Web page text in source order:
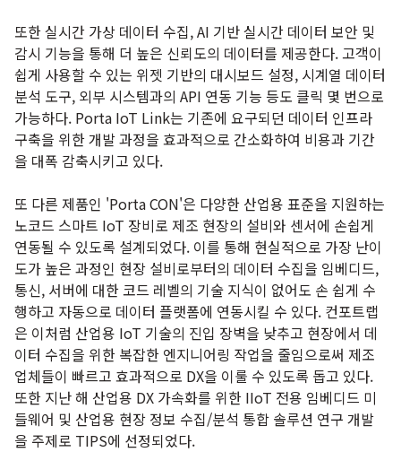
또한 실시간 가상 데이터 수집, AI 기반 실시간 데이터 보안 및
감시 기능을 통해 더 높은 신뢰도의 데이터를 제공한다. 고객이
쉽게 사용할 수 있는 위젯 기반의 대시보드 설정, 시계열 데이터
분석 도구, 외부 시스템과의 API 연동 기능 등도 클릭 몇 번으로
가능하다. Porta IoT Link는 기존에 요구되던 데이터 인프라
구축을 위한 개발 과정을 효과적으로 간소화하여 비용과 기간
을 대폭 감축시키고 있다.
또 다른 제품인 'Porta CON'은 다양한 산업용 표준을 지원하는
노코드 스마트 IoT 장비로 제조 현장의 설비와 센서에 손쉽게
연동될 수 있도록 설계되었다. 이를 통해 현실적으로 가장 난이
도가 높은 과정인 현장 설비로부터의 데이터 수집을 임베디드,
통신, 서버에 대한 코드 레벨의 기술 지식이 없어도 손 쉽게 수
행하고 자동으로 데이터 플랫폼에 연동시킬 수 있다. 컨포트랩
은 이처럼 산업용 IoT 기술의 진입 장벽을 낮추고 현장에서 데
이터 수집을 위한 복잡한 엔지니어링 작업을 줄임으로써 제조
업체들이 빠르고 효과적으로 DX을 이룰 수 있도록 돕고 있다.
또한 지난 해 산업용 DX 가속화를 위한 IIoT 전용 임베디드 미
들웨어 및 산업용 현장 정보 수집/분석 통합 솔루션 연구 개발
을 주제로 TIPS에 선정되었다.